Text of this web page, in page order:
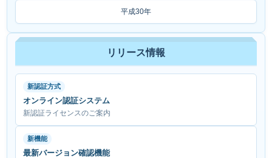
平成30年
リリース情報
新認証方式
オンライン認証システム
新認証ライセンスのご案内
新機能
最新バージョン確認機能